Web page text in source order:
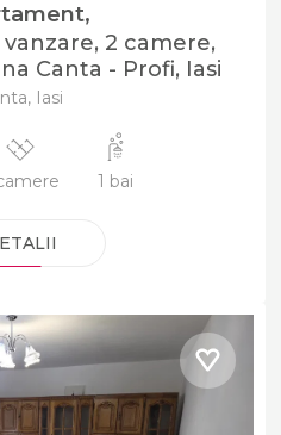
2 camere,
Canta - Profi, Iasi
Iasi
1 bai